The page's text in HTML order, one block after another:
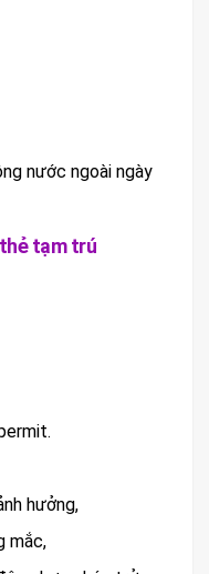
nước ngoài ngày
tạm trú
hưởng,
mắc,